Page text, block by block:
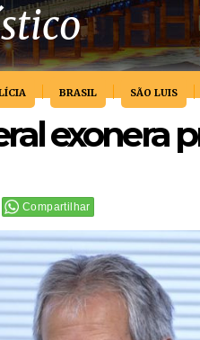
BRASIL SÃO LUIS
exonera
Compartilhar